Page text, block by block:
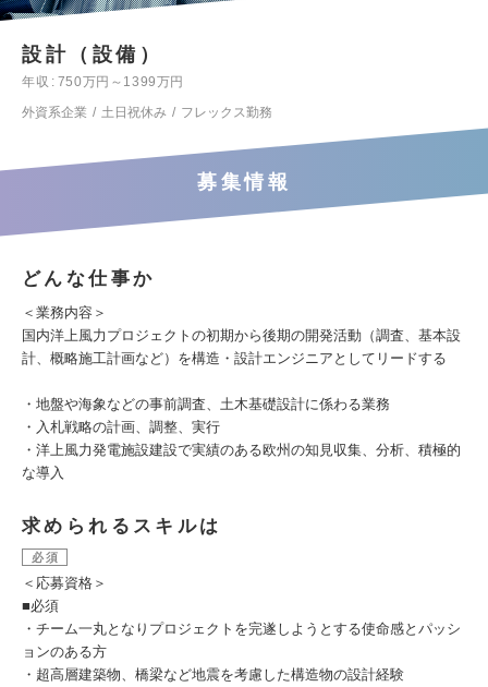
設計（設備）
年収
750万円～1399万円
外資系企業
土日祝休み フレックス勤務
募集情報
どんな仕事か
＜業務内容＞
国内洋上風力プロジェクトの初期から後期の開発活動（調査、基本設
計、概略施工計画など）を構造・設計エンジニアとしてリードする
・地盤や海象などの事前調査、土木基礎設計に係わる業務
・入札戦略の計画、調整、実行
・洋上風力発電施設建設で実績のある欧州の知見収集、分析、積極的
な導入
求められるスキルは
必須
＜応募資格＞
■必須
・チーム一丸となりプロジェクトを完遂しようとする使命感とパッシ
ョンのある方
・超高層建築物、橋梁など地震を考慮した構造物の設計経験